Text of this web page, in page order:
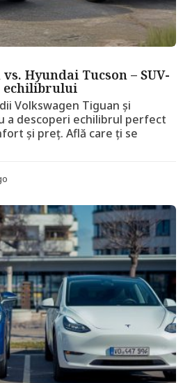
Hyundai Tucson – SUV-
echilibrului
Volkswagen Tiguan și
a descoperi echilibrul perfect
și preț. Află care ți se
l
u
n
i
a
g
o